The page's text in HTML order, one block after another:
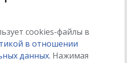
cookies-файлы в
в отношении
данных. Нажимая